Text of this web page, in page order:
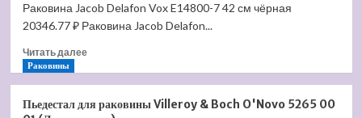
Evana
6147
01
цена)
Раковина Jacob Delafon Vox E14800-7 42 см чёрная
20346.77 ₽ Раковина Jacob Delafon...
Читать далееПрочитать
Jacob
Раковины
Пьедестал для раковины Villeroy & Boch O'Novo 5265 00